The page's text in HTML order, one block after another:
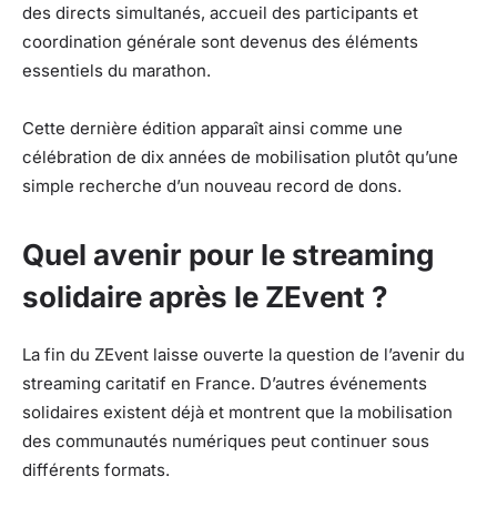
des directs simultanés, accueil des participants et
coordination générale sont devenus des éléments
essentiels du marathon.
Cette dernière édition apparaît ainsi comme une
célébration de dix années de mobilisation plutôt qu’une
simple recherche d’un nouveau record de dons.
Quel avenir pour le streaming
solidaire après le ZEvent ?
La fin du ZEvent laisse ouverte la question de l’avenir du
streaming caritatif en France. D’autres événements
solidaires existent déjà et montrent que la mobilisation
des communautés numériques peut continuer sous
différents formats.